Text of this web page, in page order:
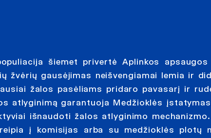
šiemet privertė Aplinkos
žvėrių gausėjimas neišvengiamai lemia ir
žalos pasėliams pridaro pavasarį ir
atlyginimą garantuoja Medžioklės
išnaudoti žalos atlyginimo
į komisijas arba su medžioklės plotų